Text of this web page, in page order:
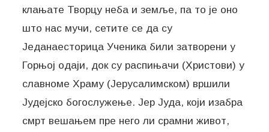
клањате Творцу неба и земље, па то је оно
што нас мучи, сетите се да су
Једанаесторица Ученика били затворени у
Горњој одаји, док су распињачи (Христови) у
славноме Храму (Јерусалимском) вршили
Јудејско богослужење. Јер Јуда, који изабра
смрт вешањем пре него ли срамни живот,